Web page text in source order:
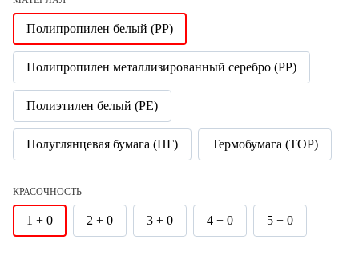
Полипропилен белый (PP)
Полипропилен металлизированный серебро (PP)
Полиэтилен белый (PE)
Полуглянцевая бумага (ПГ) Термобумага (TOP)
КРАСОЧНОСТЬ
1 + 0 2 + 0 3 + 0 4 + 0 5 + 0